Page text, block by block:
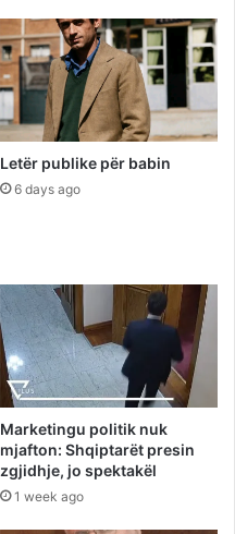
Letër publike për babin
6 days ago
Marketingu politik nuk
mjafton: Shqiptarët presin
zgjidhje, jo spektakël
1 week ago